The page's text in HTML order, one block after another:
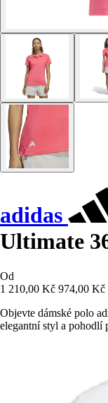
adidas
Ultimate
Od
1 210,00 Kč 974,00 Kč
Objevte dámské polo
elegantní styl a pohodlí